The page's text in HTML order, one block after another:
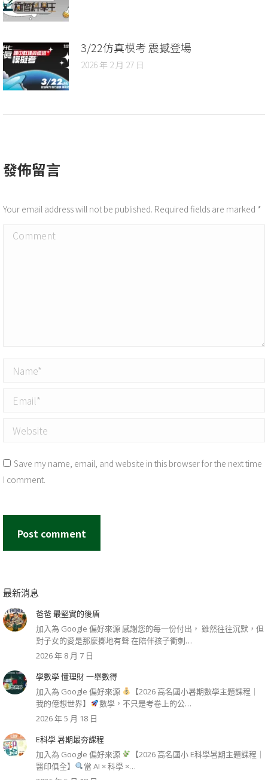
3/22仿真模考 震撼登場
2026 年 2 月 27 日
發佈留言
Your email address will not be published. Required fields are marked *
Comment
Name *
Email *
Website
Save my name, email, and website in this browser for the next time
I comment.
Post comment
最新消息
爸爸 最堅實的後盾
加入為 Google 偏好來源 感謝您的每一份付出， 雖然往往沉默，但
對子女的愛是那麼擲地有聲 在陪伴孩子衝刺…
2026 年 8 月 7 日
學數學 懂理財 一舉數得
加入為 Google 偏好來源
【2026 高名國小暑期數學主題課程｜
我的億想世界】
數學，不只是考卷上的公…
2026 年 5 月 18 日
E科學 暑期最夯課程
加入為 Google 偏好來源
【2026 高名國小 E科學暑期主題課程｜
醫印俱全】
當 AI × 科學 ×…